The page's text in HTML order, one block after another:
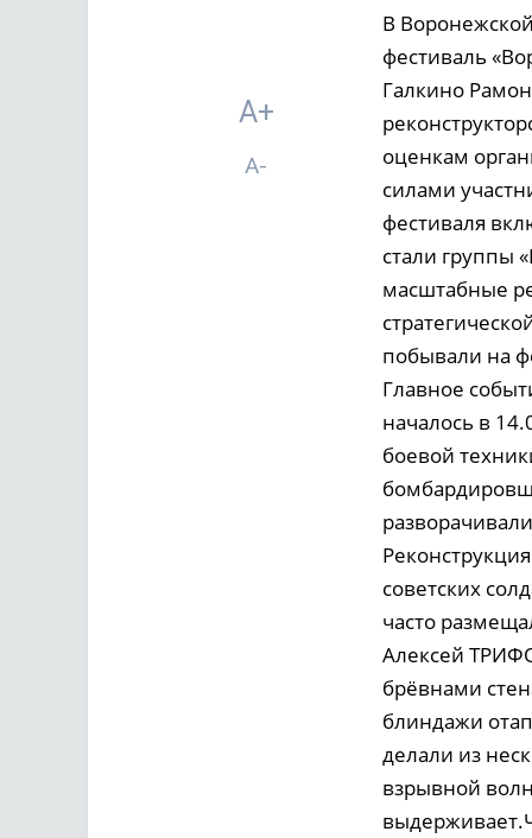
A+
A-
В
фестиваль
Галкино
оценкам
силами
фестиваля
стали группы
масштабные
побывали на
Главное
началось в
боевой
советских
часто
Алексей
брёвнами
блиндажи
делали из
взрывной